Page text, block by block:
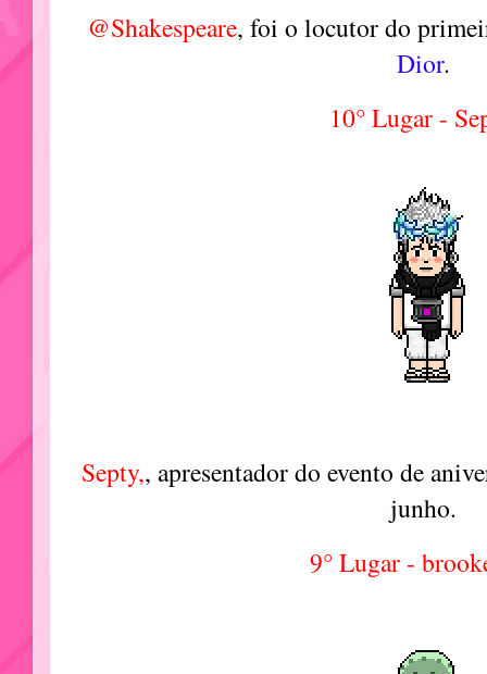
@Shakespeare, foi o locutor do
Dior.
10° Lugar -
Septy,, apresentador do evento de
junho.
9° Lugar -